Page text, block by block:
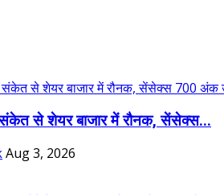
से शेयर बाजार में रौनक, सेंसेक्स...
Aug 3, 2026